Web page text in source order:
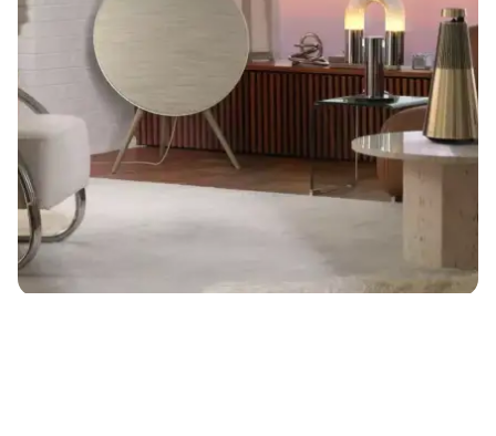
აკუმულატორის დენის ტევადობა
ფერი
თავსებადი მოდელები
System Components